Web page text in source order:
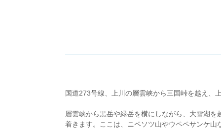
国道273号線、上川の層雲峡から三国峠を越え、
層雲峡から黒岳や緑岳を横にしながら、大雪湖
着きます。ここは、ニペソツ山やウペペサンケ